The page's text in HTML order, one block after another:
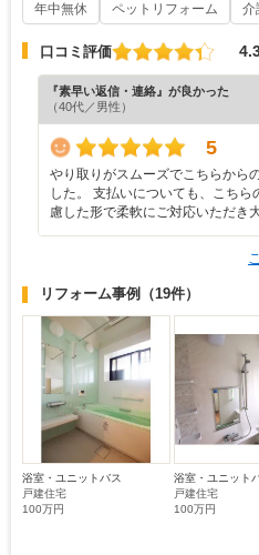
年中無休
ペットリフォーム 介
口コミ評価
『素早い返信・連絡』が良かった
（40代／男性）
5
やり取りがスムーズでこちらから
した。 支払いについても、こち
慮した形で柔軟にご対応いただき
リフォーム事例 （19件）
浴室・ユニットバス
戸建住宅
100万円
浴室・ユニット
戸建住宅
100万円